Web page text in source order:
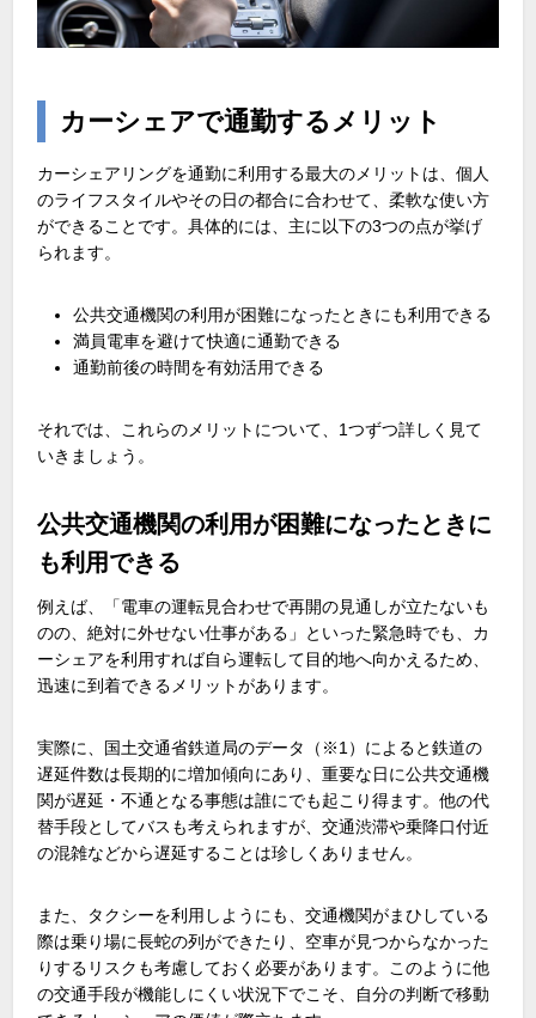
カーシェアで通勤するメリット
カーシェアリングを通勤に利用する最大のメリットは、個人
のライフスタイルやその日の都合に合わせて、柔軟な使い方
ができることです。具体的には、主に以下の3つの点が挙げ
られます。
公共交通機関の利用が困難になったときにも利用できる
満員電車を避けて快適に通勤できる
通勤前後の時間を有効活用できる
それでは、これらのメリットについて、 1つずつ詳しく見て
いきましょう。
公共交通機関の利用が困難になったときに
も利用できる
例えば、「電車の運転見合わせで再開の見通しが立たないも
のの、絶対に外せない仕事がある」といった緊急時でも、カ
ーシェアを利用すれば自ら運転して目的地へ向かえるため、
迅速に到着できるメリットがあります。
実際に、国土交通省鉄道局のデータ（ ※1）によると鉄道の
遅延件数は長期的に増加傾向にあり、重要な日に公共交通機
関が遅延・不通となる事態は誰にでも起こり得ます。他の代
替手段としてバスも考えられますが、交通渋滞や乗降口付近
の混雑などから遅延することは珍しくありません。
また、タクシーを利用しようにも、交通機関がまひしている
際は乗り場に長蛇の列ができたり、空車が見つからなかった
りするリスクも考慮しておく必要があります。このように他
の交通手段が機能しにくい状況下でこそ、自分の判断で移動